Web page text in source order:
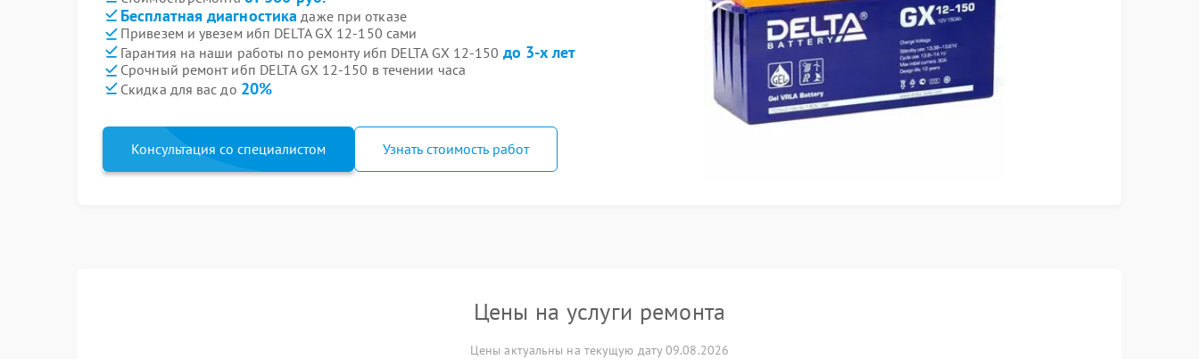
Бесплатная диагностика даже при отказе
Привезем и увезем ибп DELTA GX 12-150 сами
Гарантия на наши работы по ремонту ибп DELTA GX 12-150 до 3-х лет
Срочный ремонт ибп DELTA GX 12-150 в течении часа
Скидка для вас до 20%
Консультация со специалистом Узнать стоимость работ
Цены на услуги ремонта
Цены актуальны на текущую дату 09.08.2026